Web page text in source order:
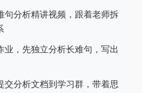
句分析精讲视频，跟着老师拆
业，先独立分析长难句，写出
交分析文档到学习群，带着思